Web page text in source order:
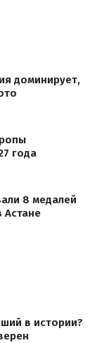
доминирует,
года
8 медалей
Астане
в истории?